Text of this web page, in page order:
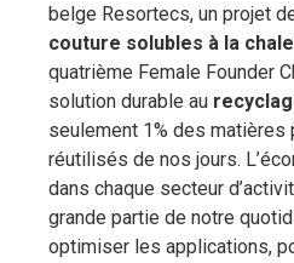
belge Resortecs, un projet
couture solubles à la
quatrième Female Founder
solution durable au
seulement 1% des
réutilisés de nos jours.
dans chaque secteur
grande partie de notre
optimiser les applications,